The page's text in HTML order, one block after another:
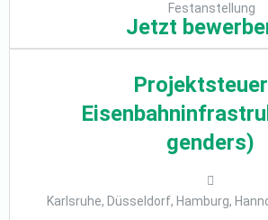
Festanstellung
Jetzt
genders)
Karlsruhe, Düsseldorf, Hamburg,